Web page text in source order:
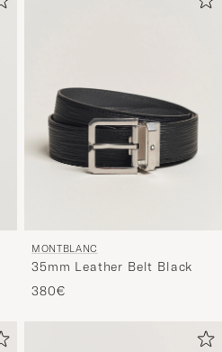
MONTBLANC
35mm Leather Belt Black
380€